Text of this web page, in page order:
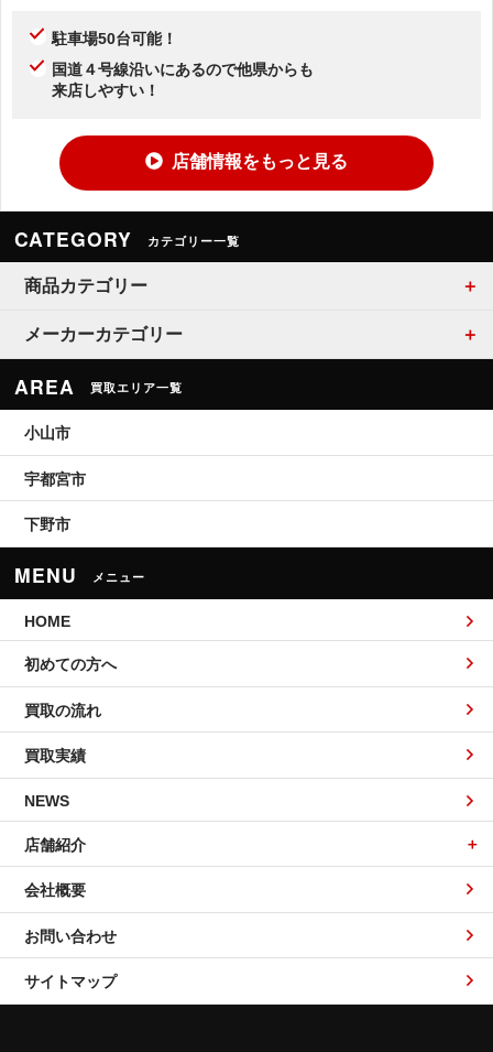
駐車場50台可能！
国道４号線沿いにあるので他県からも
来店しやすい！
店舗情報をもっと見る
CATEGORY カテゴリー一覧
商品カテゴリー
メーカーカテゴリー
AREA 買取エリア一覧
小山市
宇都宮市
下野市
MENU メニュー
HOME
初めての方へ
買取の流れ
買取実績
NEWS
店舗紹介
会社概要
お問い合わせ
サイトマップ